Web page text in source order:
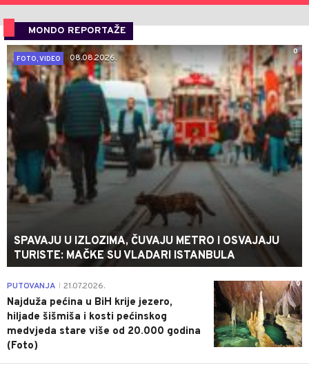
MONDO REPORTAŽE
0
FOTO, VIDEO
08.08.2026.
SPAVAJU U IZLOZIMA, ČUVAJU METRO I OSVAJAJU
TURISTE: MAČKE SU VLADARI ISTANBULA
0
PUTOVANJA 21.07.2026.
Najduža pećina u BiH krije jezero,
hiljade šišmiša i kosti pećinskog
medvjeda stare više od 20.000 godina
(Foto)